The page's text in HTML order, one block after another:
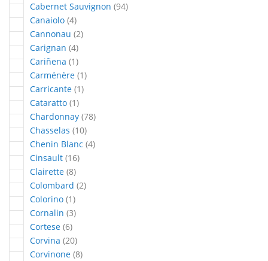
Cabernet Sauvignon 94articles
Canaiolo 4articles
Cannonau 2articles
Carignan 4articles
Cariñena 1article
Carménère 1article
Carricante 1article
Cataratto 1article
Chardonnay 78articles
Chasselas 10articles
Chenin Blanc 4articles
Cinsault 16articles
Clairette 8articles
Colombard 2articles
Colorino 1article
Cornalin 3articles
Cortese 6articles
Corvina 20articles
Corvinone 8articles